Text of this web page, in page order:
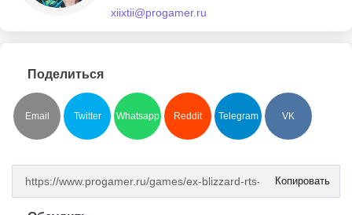
xiixtii@progamer.ru
Поделиться
Email Twitter Whatsapp Reddit Telegram VK
Копировать